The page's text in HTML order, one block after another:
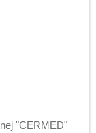
"CERMED"